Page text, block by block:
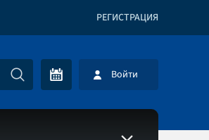
РЕГИСТРАЦИЯ
Войти